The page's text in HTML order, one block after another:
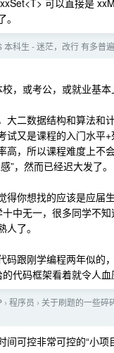
可以直接是
本科生 - 迷茫，改行 有多普
，或考公，或就业基本
二数据结构和算法和
试又是课程的入门水平
，所以课程难度上不
”，然而已经迟大发了。
你想找的应该是应届
十中无一，很多同学不
了。
码跟刚学编程两年似的
代码框架看着就令人
› 程序员 › 关于刷题的一些
间可控非常可控的“小